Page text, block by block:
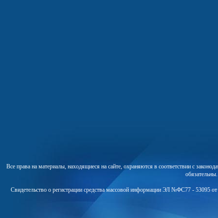
Все права на материалы, находящиеся на сайте, охраняются в соответствии с
Свидетельство о регистрации средства массовой информации ЭЛ №ФС77 - 53095